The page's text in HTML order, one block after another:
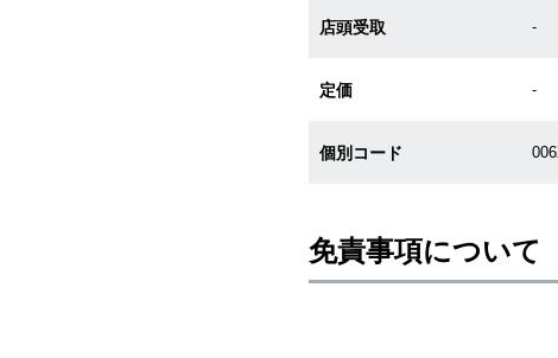
店頭受取 -
定価 -
個別コード
免責事項について